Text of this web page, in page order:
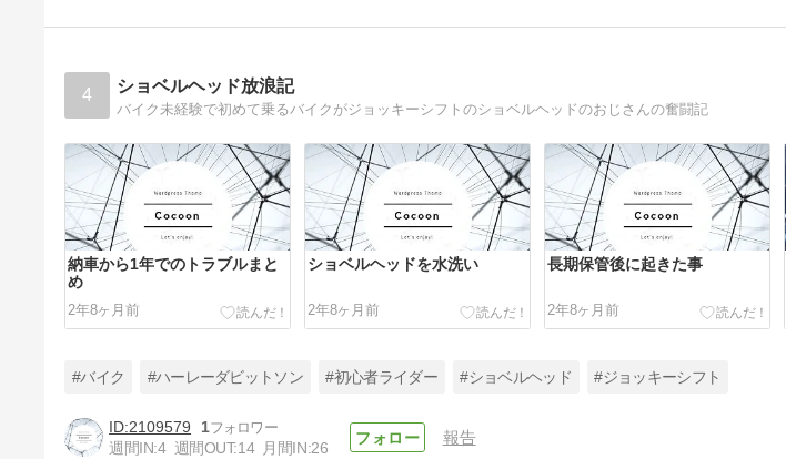
4 ショベルヘッド放浪記
バイク未経験で初めて乗るバイクがジョッキーシフトのショベルヘッドのおじさんの奮闘記
納車から1年でのトラブルまと
め
2年8ヶ月前
ショベルヘッドを水洗い
2年8ヶ月前
長期保管後に起きた事
2年8ヶ月前
#バイク #ハーレーダビットソン #初心者ライダー #ショベルヘッド #ジョッキーシフト
2109579
1
週間IN:4 週間OUT:14 月間IN:26
報告